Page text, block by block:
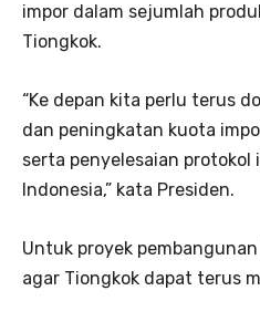
impor dalam sejumlah
Tiongkok.
“Ke depan kita perlu terus
dan peningkatan kuota
serta penyelesaian protokol
Indonesia,” kata Presiden.
Untuk proyek
agar Tiongkok dapat terus